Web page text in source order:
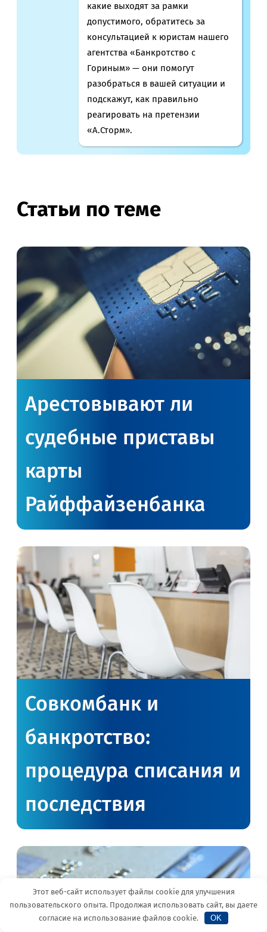
какие выходят за рамки
допустимого, обратитесь за
консультацией к юристам нашего
агентства «Банкротство с
Гориным» — они помогут
разобраться в вашей ситуации и
подскажут, как правильно
реагировать на претензии
«А.Сторм».
Статьи по теме
Арестовывают ли
судебные приставы
карты
Райффайзенбанка
Совкомбанк и
банкротство:
процедура списания и
последствия
Этот веб-сайт использует файлы cookie для улучшения
пользовательского опыта. Продолжая использовать сайт, вы даете
согласие на использование файлов cookie.
OK
MAX Telegram